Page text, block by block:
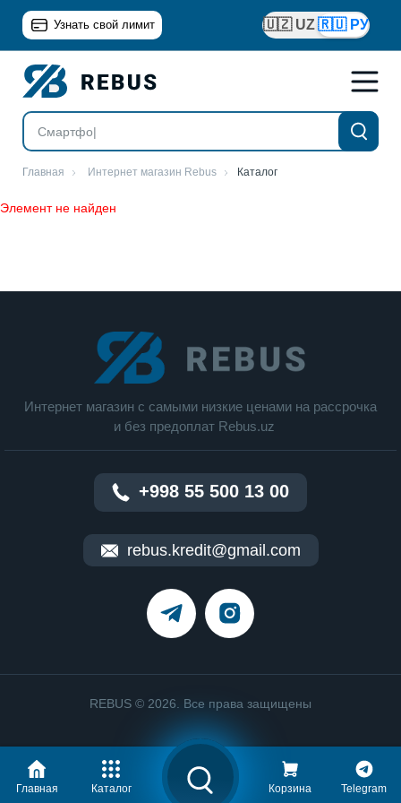
Узнать свой лимит 🇺🇿 UZ🇷🇺 РУ
Главная Интернет магазин Rebus Каталог
Элемент не найден
Интернет магазин c cамыми низкие ценами на рассрочка
и без предоплат Rebus.uz
+998 55 500 13 00
rebus.kredit@gmail.com
REBUS © 2026. Все права защищены
Главная Каталог Корзина Telegram